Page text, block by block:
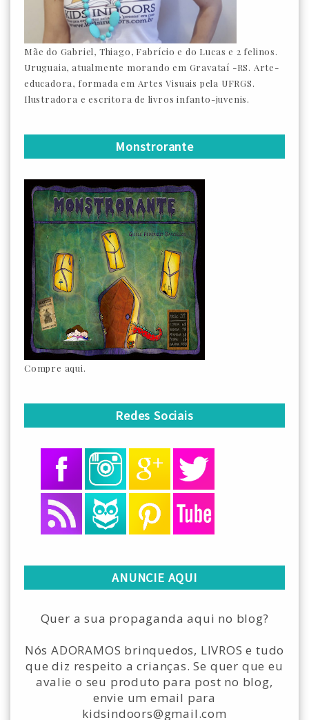
Mãe do Gabriel, Thiago, Fabrício e do Lucas e 2 felinos.
Uruguaia, atualmente morando em Gravataí -RS. Arte-
educadora, formada em Artes Visuais pela UFRGS.
Ilustradora e escritora de livros infanto-juvenis.
Monstrorante
Compre aqui.
Redes Sociais
ANUNCIE AQUI
Quer a sua propaganda aqui no blog?
Nós ADORAMOS brinquedos, LIVROS e tudo
que diz respeito a crianças. Se quer que eu
avalie o seu produto para post no blog,
envie um email para
kidsindoors@gmail.com